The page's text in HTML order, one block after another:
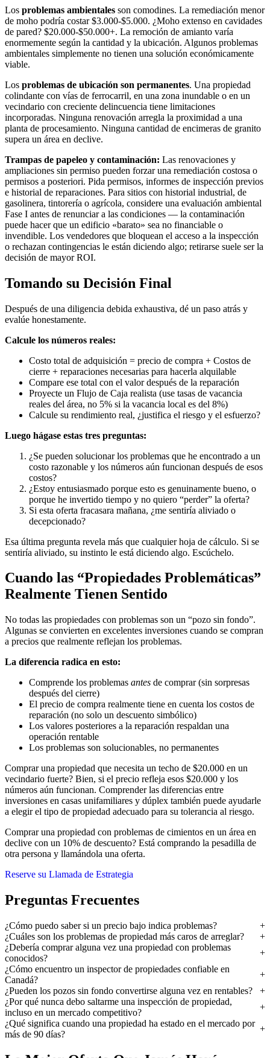
Los problemas ambientales son comodines. La remediación menor
de moho podría costar $3.000-$5.000. ¿Moho extenso en cavidades
de pared? $20.000-$50.000+. La remoción de amianto varía
enormemente según la cantidad y la ubicación. Algunos problemas
ambientales simplemente no tienen una solución económicamente
viable.
Los problemas de ubicación son permanentes. Una propiedad
colindante con vías de ferrocarril, en una zona inundable o en un
vecindario con creciente delincuencia tiene limitaciones
incorporadas. Ninguna renovación arregla la proximidad a una
planta de procesamiento. Ninguna cantidad de encimeras de granito
supera un área en declive.
Trampas de papeleo y contaminación: Las renovaciones y
ampliaciones sin permiso pueden forzar una remediación costosa o
permisos a posteriori. Pida permisos, informes de inspección previos
e historial de reparaciones. Para sitios con historial industrial, de
gasolinera, tintorería o agrícola, considere una evaluación ambiental
Fase I antes de renunciar a las condiciones — la contaminación
puede hacer que un edificio «barato» sea no financiable o
invendible. Los vendedores que bloquean el acceso a la inspección
o rechazan contingencias le están diciendo algo; retirarse suele ser la
decisión de mayor ROI.
Tomando su Decisión Final
Después de una diligencia debida exhaustiva, dé un paso atrás y
evalúe honestamente.
Calcule los números reales:
Costo total de adquisición = precio de compra + Costos de
cierre + reparaciones necesarias para hacerla alquilable
Compare ese total con el valor después de la reparación
Proyecte un Flujo de Caja realista (use tasas de vacancia
reales del área, no 5% si la vacancia local es del 8%)
Calcule su rendimiento real, ¿justifica el riesgo y el esfuerzo?
Luego hágase estas tres preguntas:
¿Se pueden solucionar los problemas que he encontrado a un
costo razonable y los números aún funcionan después de esos
costos?
¿Estoy entusiasmado porque esto es genuinamente bueno, o
porque he invertido tiempo y no quiero “perder” la oferta?
Si esta oferta fracasara mañana, ¿me sentiría aliviado o
decepcionado?
Esa última pregunta revela más que cualquier hoja de cálculo. Si se
sentiría aliviado, su instinto le está diciendo algo. Escúchelo.
Cuando las “Propiedades Problemáticas”
Realmente Tienen Sentido
No todas las propiedades con problemas son un “pozo sin fondo”.
Algunas se convierten en excelentes inversiones cuando se compran
a precios que realmente reflejan los problemas.
La diferencia radica en esto:
Comprende los problemas antes de comprar (sin sorpresas
después del cierre)
El precio de compra realmente tiene en cuenta los costos de
reparación (no solo un descuento simbólico)
Los valores posteriores a la reparación respaldan una
operación rentable
Los problemas son solucionables, no permanentes
Comprar una propiedad que necesita un techo de $20.000 en un
vecindario fuerte? Bien, si el precio refleja esos $20.000 y los
números aún funcionan. Comprender las diferencias entre
inversiones en casas unifamiliares y dúplex también puede ayudarle
a elegir el tipo de propiedad adecuado para su tolerancia al riesgo.
Comprar una propiedad con problemas de cimientos en un área en
declive con un 10% de descuento? Está comprando la pesadilla de
otra persona y llamándola una oferta.
Reserve su Llamada de Estrategia
Preguntas Frecuentes
¿Cómo puedo saber si un precio bajo indica problemas?
¿Cuáles son los problemas de propiedad más caros de arreglar?
¿Debería comprar alguna vez una propiedad con problemas
conocidos?
¿Cómo encuentro un inspector de propiedades confiable en
Canadá?
¿Pueden los pozos sin fondo convertirse alguna vez en rentables?
¿Por qué nunca debo saltarme una inspección de propiedad,
incluso en un mercado competitivo?
¿Qué significa cuando una propiedad ha estado en el mercado por
más de 90 días?